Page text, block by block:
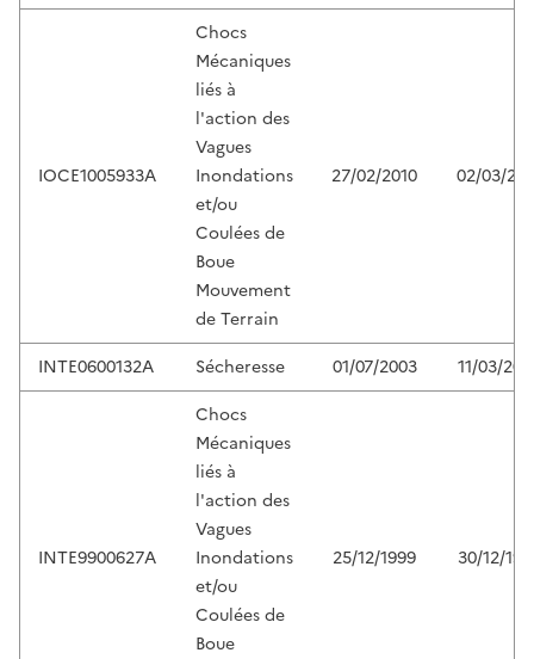
IOCE1005933A
Chocs
Mécaniques
liés à
l'action des
Vagues
Inondations
et/ou
Coulées de
Boue
Mouvement
de Terrain
27/02/2010 02/03/
INTE0600132A Sécheresse 01/07/2003 11/03/
INTE9900627A
Chocs
Mécaniques
liés à
l'action des
Vagues
Inondations
et/ou
Coulées de
Boue
25/12/1999 30/12/